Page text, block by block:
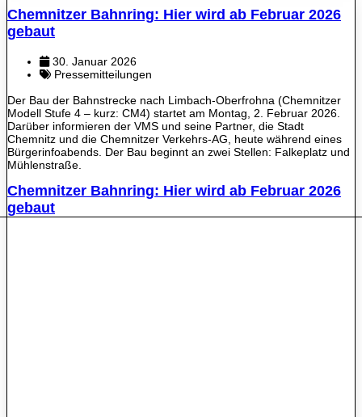
Chemnitzer Bahnring: Hier wird ab Februar 2026
gebaut
30. Januar 2026
Pressemitteilungen
Der Bau der Bahnstrecke nach Limbach-Oberfrohna (Chemnitzer
Modell Stufe 4 – kurz: CM4) startet am Montag, 2. Februar 2026.
Darüber informieren der VMS und seine Partner, die Stadt
Chemnitz und die Chemnitzer Verkehrs-AG, heute während eines
Bürgerinfoabends. Der Bau beginnt an zwei Stellen: Falkeplatz und
Mühlenstraße.
Chemnitzer Bahnring: Hier wird ab Februar 2026
gebaut